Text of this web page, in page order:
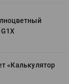
«Калькулятор